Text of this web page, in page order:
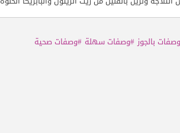
بالجوز #وصفات سهلة #وصفات صحية